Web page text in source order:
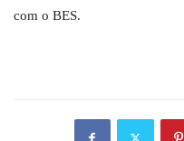
com o BES.